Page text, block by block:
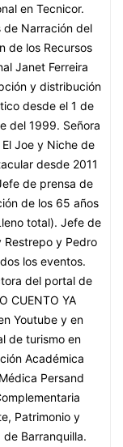
en Tecnicor.
Narración del
de los Recursos
Janet Ferreira
y distribución
desde el 1 de
del 1999. Señora
Joe y Niche de
desde 2011
de prensa de
de los 65 años
total). Jefe de
Restrepo y Pedro
los eventos.
del portal de
CUENTO YA
Youtube y en
de turismo en
Académica
Persand
Patrimonio y
Barranquilla.